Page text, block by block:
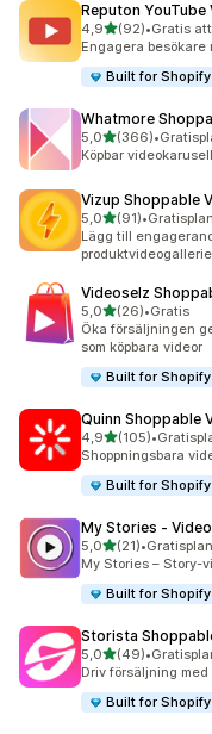
Reputon YouTube
4,9av 5 stjärnor
(92)
92 recensioner totalt
•Gratis
Engagera
Built for Shopify
Whatmore
5,0av 5 stjärnor
(366)
366 recensioner
•
Köpbar
Vizup Shoppable
5,0av 5 stjärnor
(91)
91 recensioner totalt
•
Lägg till
Videoselz
5,0av 5 stjärnor
(26)
26 recensioner totalt
•Gratis
Öka försäljningen
som köpbara videor
Built for Shopify
Quinn Shoppable
4,9av 5 stjärnor
(105)
105 recensioner
•
Shoppningsbara
Built for Shopify
My Stories ‑
5,0av 5 stjärnor
(21)
21 recensioner totalt
•
My Stories – Story-
Built for Shopify
Storista
5,0av 5 stjärnor
(49)
49 recensioner
•
Driv försäljning
Built for Shopify